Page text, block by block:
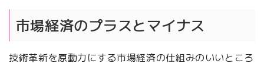
市場経済のプラスとマイナス
技術革新を原動力にする市場経済の仕組みのいいところ